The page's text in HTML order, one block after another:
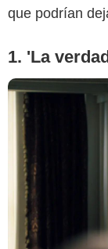
que podrían
1. 'La